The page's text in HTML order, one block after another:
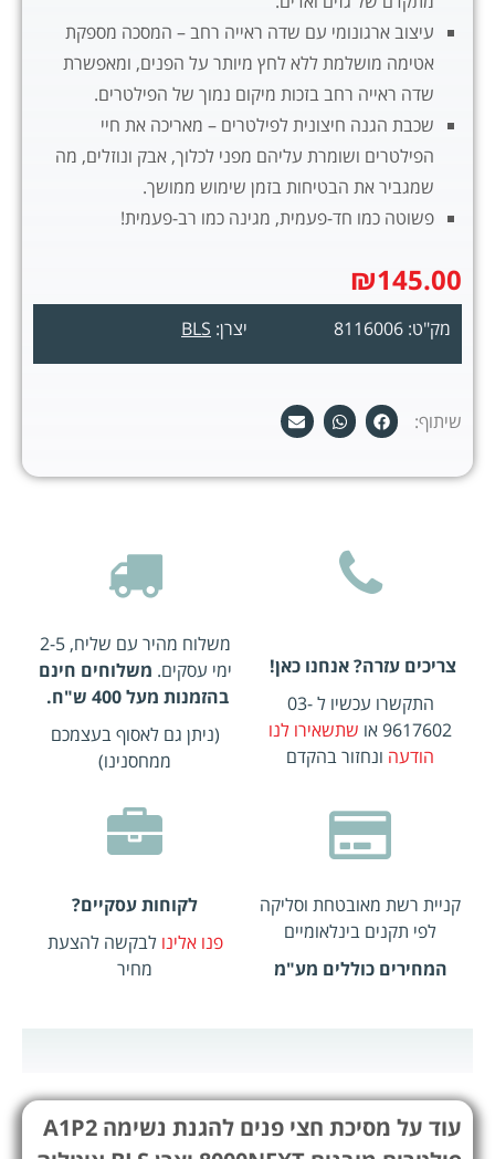
מק"ט: 8116006 יצרן: BLS
עיצוב ארגונומי עם שדה ראייה רחב – המסכה מספקת
אטימה מושלמת ללא לחץ מיותר על הפנים, ומאפשרת
שדה ראייה רחב בזכות מיקום נמוך של הפילטרים.
שכבת הגנה חיצונית לפילטרים – מאריכה את חיי
הפילטרים ושומרת עליהם מפני לכלוך, אבק ונוזלים, מה
שמגביר את הבטיחות בזמן שימוש ממושך.
פשוטה כמו חד-פעמית, מגינה כמו רב-פעמית!
₪145.00
שיתוף:
צריכים עזרה? אנחנו כאן!
התקשרו עכשיו ל 03-
9617602 או
שתשאירו לנו
הודעה ונחזור בהקדם
משלוח מהיר עם שליח, 2-5
ימי עסקים. משלוחים חינם
בהזמנות מעל 400 ש"ח.
(ניתן גם לאסוף בעצמכם
ממחסנינו)
קניית רשת מאובטחת וסליקה
לפי תקנים בינלאומיים
המחירים כוללים מע"מ
לקוחות עסקיים?
פנו אלינו לבקשה להצעת
מחיר
עוד על מסיכת חצי פנים להגנת נשימה A1P2